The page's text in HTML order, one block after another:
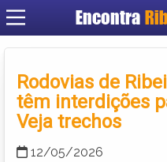
Encontra
Rodovias de
têm interdições
Veja trechos
12/05/2026